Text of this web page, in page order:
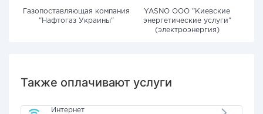
Газопоставляющая компания
"Нафтогаз Украины"
YASNO OOO "Киевские
энергетические услуги"
(электроэнергия)
Также оплачивают услуги
Интернет